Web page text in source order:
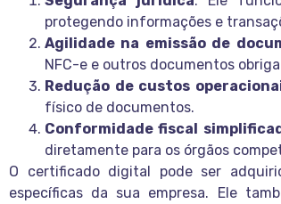
protegendo informações e
Agilidade na emissão de
NFC-e e outros documentos
Redução de custos
físico de documentos.
Conformidade fiscal
diretamente para os órgãos
O certificado digital pode ser
específicas da sua empresa. Ele